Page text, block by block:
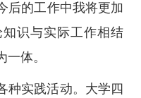
后的工作中我将更加
识与实际工作相结
体。
种实践活动。大学四